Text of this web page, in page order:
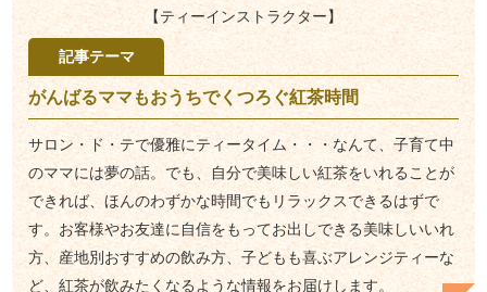
【ティーインストラクター】
記事テーマ
がんばるママもおうちでくつろぐ紅茶時間
サロン・ド・テで優雅にティータイム・・・なんて、子育て中
のママには夢の話。でも、自分で美味しい紅茶をいれることが
できれば、ほんのわずかな時間でもリラックスできるはずで
す。お客様やお友達に自信をもってお出しできる美味しいいれ
方、産地別おすすめの飲み方、子どもも喜ぶアレンジティーな
ど、紅茶が飲みたくなるような情報をお届けします。